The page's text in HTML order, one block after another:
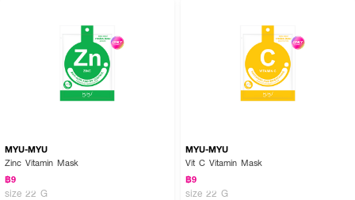
MYU-MYU
Zinc Vitamin Mask
฿9
size 22 G
MYU-MYU
Vit C Vitamin Mask
฿9
size 22 G